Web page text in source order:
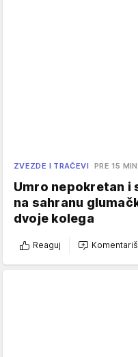
ZVEZDE I TRAČEVI PRE 15 MIN
Umro nepokretan i
na sahranu
dvoje kolega
Reaguj